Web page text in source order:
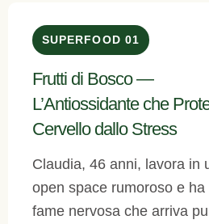
SUPERFOOD 01
Frutti di Bosco —
L’Antiossidante che
Cervello dallo Stress
Claudia, 46 anni, lavora in
open space rumoroso e ha
fame nervosa che arriva